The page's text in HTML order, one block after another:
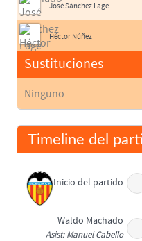
José Sánchez Lage
Héctor Núñez
Sustituciones
Ninguno
Timeline del
Inicio del partido
Waldo Machado
Asist: Manuel Cabello